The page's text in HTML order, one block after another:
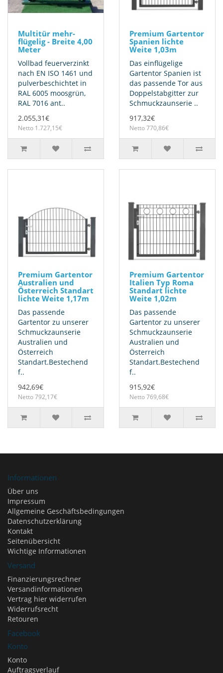
Multitür mehr-
flügelig - Breite 4,00
Meter
Vollbad feuerverzinkt
nach EN ISO 1461 und
pulverbeschichtet in
RAL 6005 moosgrün,
RAL 7016 ant..
2.055,31€
Netto 1.727,15€
Premium Gartentor
Spanien lichte
Weite 1,03m
Das einflügelige
Gartentor Spanien ist
das passende Tor aus
Doppelstabgitter zur
Schmuckzaunserie ..
917,32€
Netto 770,86€
Premium Gartentor
Australien und
Österreich Standart
lichte Weite 1,17m
Das passende
Gartentor zu unserer
Schmuckzaunserie
Australien und
Österreich
Standart.Bestechend
f..
942,69€
Netto 792,17€
Premium Gartentor
Italien Typ Roma
Standart lichte
Weite 1,02m
Das passende
Gartentor zu unserer
Schmuckzaunserie
Australien und
Österreich
Standart.Bestechend
f..
915,92€
Netto 769,68€
Informationen
Über uns
Impressum
Allgemeine Geschäftsbedingungen
Datenschutzerklärung
Kontakt
Seitenübersicht
Wichtige Informationen
Versand
Finanzierungsrechner
Versandinformationen
Vertrag hier widerrufen
Widerrufsrecht
Retouren
Facebook
Konto
Konto
Auftragsverlauf